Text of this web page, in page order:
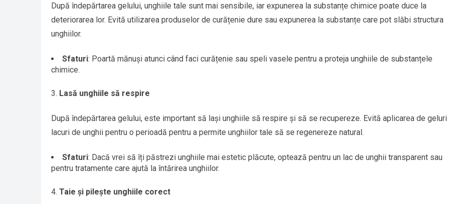
După îndepărtarea gelului, unghiile tale sunt mai sensibile, iar expunerea la substanțe chimice poate duce la
deteriorarea lor. Evită utilizarea produselor de curățenie dure sau expunerea la substanțe care pot slăbi structura
unghiilor.
Sfaturi: Poartă mănuși atunci când faci curățenie sau speli vasele pentru a proteja unghiile de substanțele
chimice.
Lasă unghiile să respire
După îndepărtarea gelului, este important să lași unghiile să respire și să se recupereze. Evită aplicarea de geluri
lacuri de unghii pentru o perioadă pentru a permite unghiilor tale să se regenereze natural.
Sfaturi: Dacă vrei să îți păstrezi unghiile mai estetic plăcute, optează pentru un lac de unghii transparent sau
pentru tratamente care ajută la întărirea unghiilor.
Taie și pilește unghiile corect